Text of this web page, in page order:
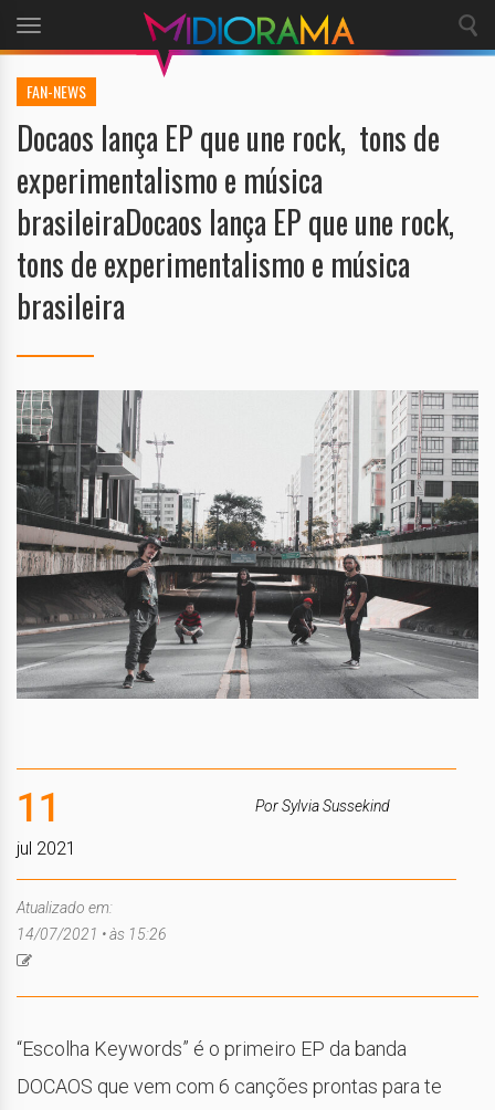
Toggle
navigation
FAN-NEWS
Docaos lança EP que une rock, tons de
experimentalismo e música
brasileiraDocaos lança EP que une rock,
tons de experimentalismo e música
brasileira
11
jul 2021
Por Sylvia Sussekind
Atualizado em:
14/07/2021 • às 15:26
“Escolha Keywords” é o primeiro EP da banda
DOCAOS que vem com 6 canções prontas para te